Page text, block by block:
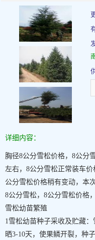
详细内容：
胸径8公分雪松价格，8公分
左右，8公分雪松正常装车
公分雪松价格稍有变动，本
8公分雪松，8公分雪松价格
雪松幼苗繁殖
1雪松幼苗种子采收及贮藏
晒3-10天，使果鳞开裂，种